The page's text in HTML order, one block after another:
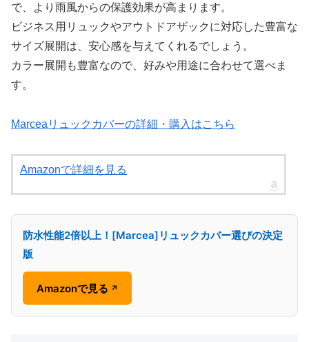
で、より雨風からの保護効果が高まります。
ビジネス用リュックやアウトドアザックに対応した豊富な
サイズ展開は、安心感を与えてくれるでしょう。
カラー展開も豊富なので、好みや用途に合わせて選べま
す。
Marceaリュックカバーの詳細・購入はこちら
Amazonで詳細を見る
防水性能2倍以上！[Marcea]リュックカバー選びの決定
版
Amazonで見る ↗